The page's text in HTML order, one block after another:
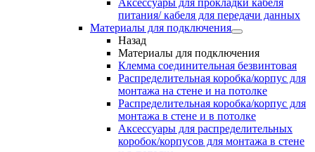
Аксессуары для прокладки кабеля
питания/ кабеля для передачи данных
Материалы для подключения
Назад
Материалы для подключения
Клемма соединительная безвинтовая
Распределительная коробка/корпус для
монтажа на стене и на потолке
Распределительная коробка/корпус для
монтажа в стене и в потолке
Аксессуары для распределительных
коробок/корпусов для монтажа в стене